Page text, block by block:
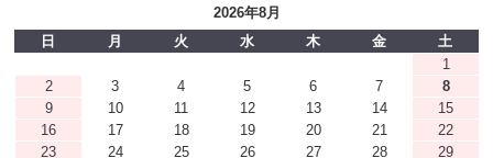
2026年8月
日
月 火 水 木 金
土
1
2
3 4 5 6 7
8
9
10 11 12 13 14
15
16
17 18 19 20 21
22
23
24 25 26 27 28 29